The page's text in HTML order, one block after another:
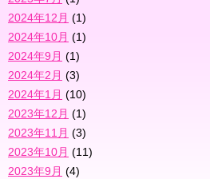
2024年12月 (1)
2024年10月 (1)
2024年9月 (1)
2024年2月 (3)
2024年1月 (10)
2023年12月 (1)
2023年11月 (3)
2023年10月 (11)
2023年9月 (4)